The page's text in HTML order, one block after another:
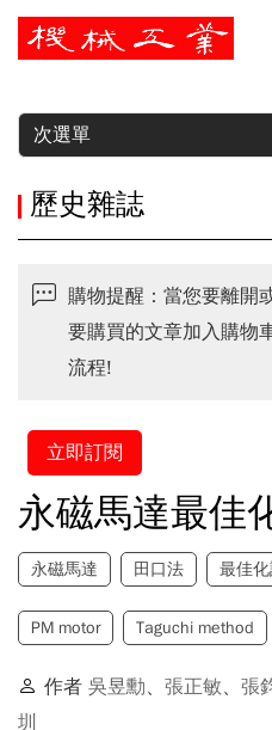
暫停
次選單
歷史雜誌
購物提醒：當您要離開
要購買的文章加入購物
流程!
立即訂閱
永磁馬達最佳
永磁馬達 田口法 最佳
PM motor Taguchi method
作者 吳昱勳、 張正敏、 張
圳